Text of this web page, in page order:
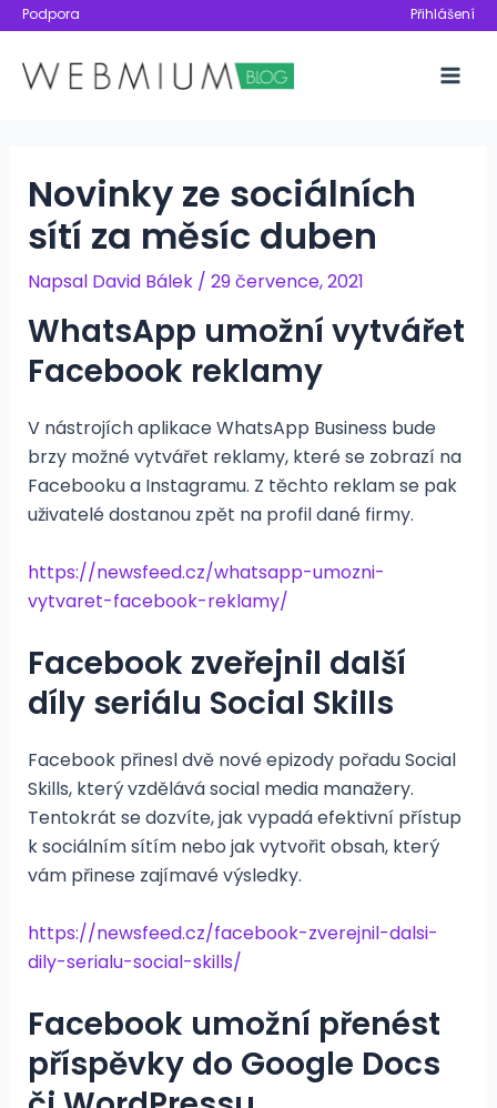
Přeskočit
obsah
Podpora Přihlášení
Novinky ze sociálních
sítí za měsíc duben
Napsal David Bálek / 29 července, 2021
WhatsApp umožní vytvářet
Facebook reklamy
V nástrojích aplikace WhatsApp Business bude
brzy možné vytvářet reklamy, které se zobrazí na
Facebooku a Instagramu. Z těchto reklam se pak
uživatelé dostanou zpět na profil dané firmy.
https://newsfeed.cz/whatsapp-umozni-
vytvaret-facebook-reklamy/
Facebook zveřejnil další
díly seriálu Social Skills
Facebook přinesl dvě nové epizody pořadu Social
Skills, který vzdělává social media manažery.
Tentokrát se dozvíte, jak vypadá efektivní přístup
k sociálním sítím nebo jak vytvořit obsah, který
vám přinese zajímavé výsledky.
https://newsfeed.cz/facebook-zverejnil-dalsi-
dily-serialu-social-skills/
Facebook umožní přenést
příspěvky do Google Docs